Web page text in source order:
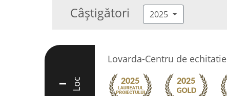
Câștigători 2025
I Loc
Lovarda-Centru de echitatie